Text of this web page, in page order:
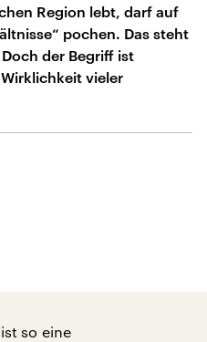
Region lebt, darf auf
pochen. Das steht
der Begriff ist
vieler
so eine